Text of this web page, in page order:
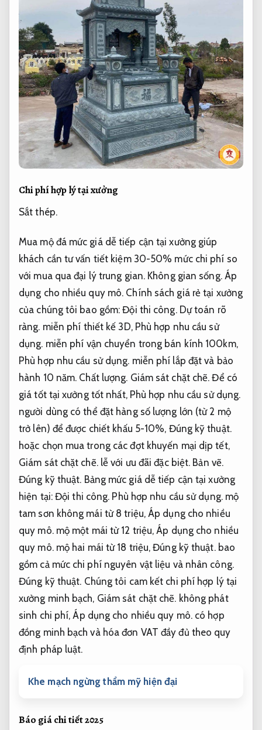
Chi phí hợp lý tại xưởng
Sắt thép.
Mua mộ đá mức giá dễ tiếp cận tại xưởng giúp
khách cần tư vấn tiết kiệm 30-50% mức chi phí so
với mua qua đại lý trung gian. Không gian sống. Áp
dụng cho nhiều quy mô. Chính sách giá rẻ tại xưởng
của chúng tôi bao gồm:Đội thi công. Dự toán rõ
ràng. miễn phí thiết kế 3D, Phù hợp nhu cầu sử
dụng. miễn phí vận chuyển trong bán kính 100km,
Phù hợp nhu cầu sử dụng. miễn phí lắp đặt và bảo
hành 10 năm. Chất lượng. Giám sát chặt chẽ. Để có
giá tốt tại xưởng tốt nhất, Phù hợp nhu cầu sử dụng.
người dùng có thể đặt hàng số lượng lớn (từ 2 mộ
trở lên) để được chiết khấu 5-10%, Đúng kỹ thuật.
hoặc chọn mua trong các đợt khuyến mại dịp tết,
Giám sát chặt chẽ.lễ với ưu đãi đặc biệt. Bản vẽ.
Đúng kỹ thuật. Bảng mức giá dễ tiếp cận tại xưởng
hiện tại:Đội thi công. Phù hợp nhu cầu sử dụng.mộ
tam sơn không mái từ 8 triệu, Áp dụng cho nhiều
quy mô.mộ một mái từ 12 triệu, Áp dụng cho nhiều
quy mô.mộ hai mái từ 18 triệu,Đúng kỹ thuật.bao
gồm cả mức chi phí nguyên vật liệu và nhân công.
Đúng kỹ thuật. Chúng tôi cam kết chi phí hợp lý tại
xưởng minh bạch, Giám sát chặt chẽ. không phát
sinh chi phí, Áp dụng cho nhiều quy mô.có hợp
đồng minh bạch và hóa đơn VAT đầy đủ theo quy
định pháp luật.
Khe mạch ngừng thẩm mỹ hiện đại
Báo giá chi tiết 2025